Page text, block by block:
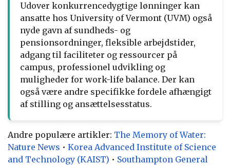
Udover konkurrencedygtige lønninger kan
ansatte hos University of Vermont (UVM) også
nyde gavn af sundheds- og
pensionsordninger, fleksible arbejdstider,
adgang til faciliteter og ressourcer på
campus, professionel udvikling og
muligheder for work-life balance. Der kan
også være andre specifikke fordele afhængigt
af stilling og ansættelsesstatus.
Andre populære artikler: The Memory of Water:
Nature News • Korea Advanced Institute of Science
and Technology (KAIST) • Southampton General